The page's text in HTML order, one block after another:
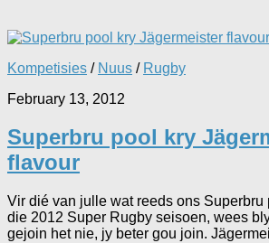
Kompetisies / Nuus / Rugby
February 13, 2012
Superbru pool kry
flavour
Vir dié van julle wat reeds ons Superbru
die 2012 Super Rugby seisoen, wees
gejoin het nie, jy beter gou join.